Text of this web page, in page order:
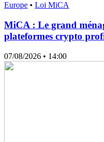
Europe • Loi MiCA
MiCA : Le grand
plateformes crypto
07/08/2026 • 14:00